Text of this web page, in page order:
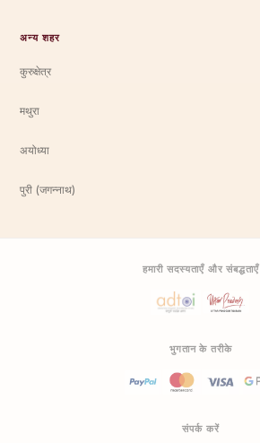
अन्य शहर
कुरुक्षेत्र
मथुरा
अयोध्या
पुरी (जगन्नाथ)
हमारी सदस्यताएँ और संबद्धताएँ
भुगतान के तरीके
संपर्क करें